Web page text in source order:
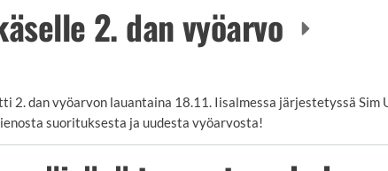
2. dan vyöarvo
2. dan vyöarvon lauantaina 18.11. Iisalmessa järjestetyssä Sim
suorituksesta ja uudesta vyöarvosta!